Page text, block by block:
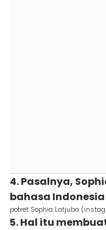
4. Pasalnya,
bahasa
potret Sophia Latjuba
5. Hal itu